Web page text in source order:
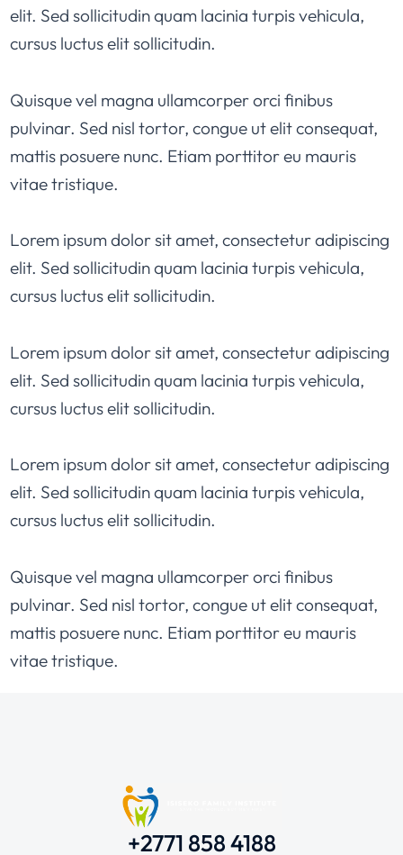
elit. Sed sollicitudin quam lacinia turpis vehicula,
cursus luctus elit sollicitudin.
Quisque vel magna ullamcorper orci finibus
pulvinar. Sed nisl tortor, congue ut elit consequat,
mattis posuere nunc. Etiam porttitor eu mauris
vitae tristique.
Lorem ipsum dolor sit amet, consectetur adipiscing
elit. Sed sollicitudin quam lacinia turpis vehicula,
cursus luctus elit sollicitudin.
Lorem ipsum dolor sit amet, consectetur adipiscing
elit. Sed sollicitudin quam lacinia turpis vehicula,
cursus luctus elit sollicitudin.
Lorem ipsum dolor sit amet, consectetur adipiscing
elit. Sed sollicitudin quam lacinia turpis vehicula,
cursus luctus elit sollicitudin.
Quisque vel magna ullamcorper orci finibus
pulvinar. Sed nisl tortor, congue ut elit consequat,
mattis posuere nunc. Etiam porttitor eu mauris
vitae tristique.
+2771 858 4188